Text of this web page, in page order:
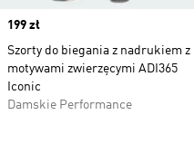
Price
199 zł
Szorty do biegania z nadrukiem z
motywami zwierzęcymi ADI365
Iconic
Damskie Performance